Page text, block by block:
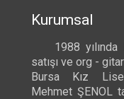
Kurumsal
1988 yılında
satışı ve org -
Bursa Kız
Mehmet ŞENOL